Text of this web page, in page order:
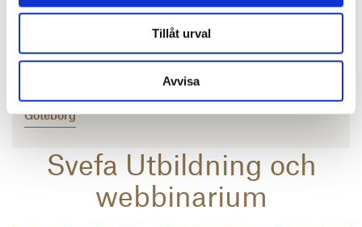
Tillåt urval
Avvisa
Samhällsbyggnad & Fastighetsutveckling
010-603 87 92
johanna.kirudd@svefa.se
Göteborg
Svefa Utbildning och
webbinarium